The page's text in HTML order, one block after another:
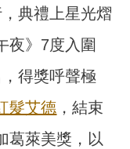
典禮上星光熠
夜》7度入圍
得獎呼聲極
髮艾德 ，結束
葛萊美獎，以